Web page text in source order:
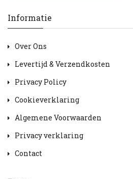
Informatie
Over Ons
Levertijd & Verzendkosten
Privacy Policy
Cookieverklaring
Algemene Voorwaarden
Privacy verklaring
Contact